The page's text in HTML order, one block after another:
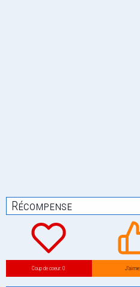
Récompense
Coup de coeur: 0